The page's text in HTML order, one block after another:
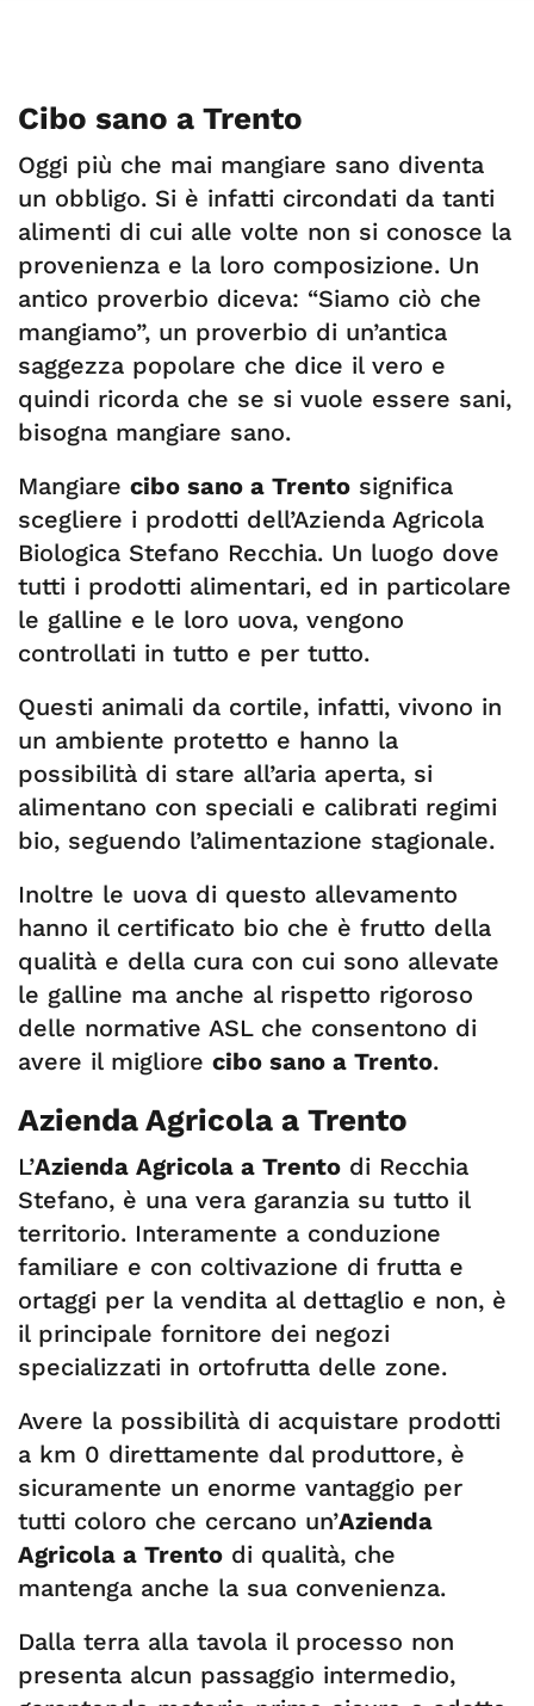
Cibo sano a Trento
Oggi più che mai mangiare sano diventa
un obbligo. Si è infatti circondati da tanti
alimenti di cui alle volte non si conosce la
provenienza e la loro composizione. Un
antico proverbio diceva: “Siamo ciò che
mangiamo”, un proverbio di un’antica
saggezza popolare che dice il vero e
quindi ricorda che se si vuole essere sani,
bisogna mangiare sano.
Mangiare cibo sano a Trento significa
scegliere i prodotti dell’Azienda Agricola
Biologica Stefano Recchia. Un luogo dove
tutti i prodotti alimentari, ed in particolare
le galline e le loro uova, vengono
controllati in tutto e per tutto.
Questi animali da cortile, infatti, vivono in
un ambiente protetto e hanno la
possibilità di stare all’aria aperta, si
alimentano con speciali e calibrati regimi
bio, seguendo l’alimentazione stagionale.
Inoltre le uova di questo allevamento
hanno il certificato bio che è frutto della
qualità e della cura con cui sono allevate
le galline ma anche al rispetto rigoroso
delle normative ASL che consentono di
avere il migliore cibo sano a Trento.
Azienda Agricola a Trento
L’Azienda Agricola a Trento di Recchia
Stefano, è una vera garanzia su tutto il
territorio. Interamente a conduzione
familiare e con coltivazione di frutta e
ortaggi per la vendita al dettaglio e non, è
il principale fornitore dei negozi
specializzati in ortofrutta delle zone.
Avere la possibilità di acquistare prodotti
a km 0 direttamente dal produttore, è
sicuramente un enorme vantaggio per
tutti coloro che cercano un’Azienda
Agricola a Trento di qualità, che
mantenga anche la sua convenienza.
Dalla terra alla tavola il processo non
presenta alcun passaggio intermedio,